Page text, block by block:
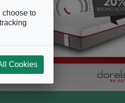
choose to
Cookies